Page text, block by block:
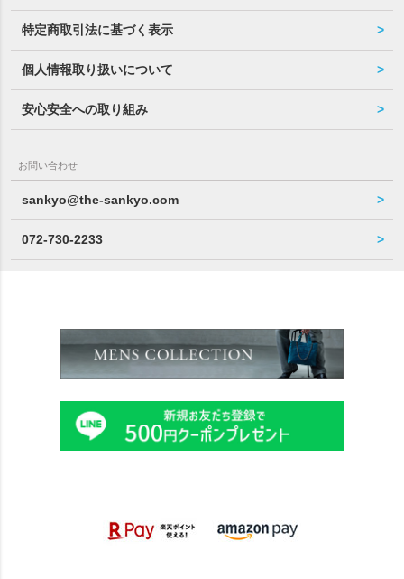
特定商取引法に基づく表示
個人情報取り扱いについて
安心安全への取り組み
お問い合わせ
sankyo@the-sankyo.com
072-730-2233